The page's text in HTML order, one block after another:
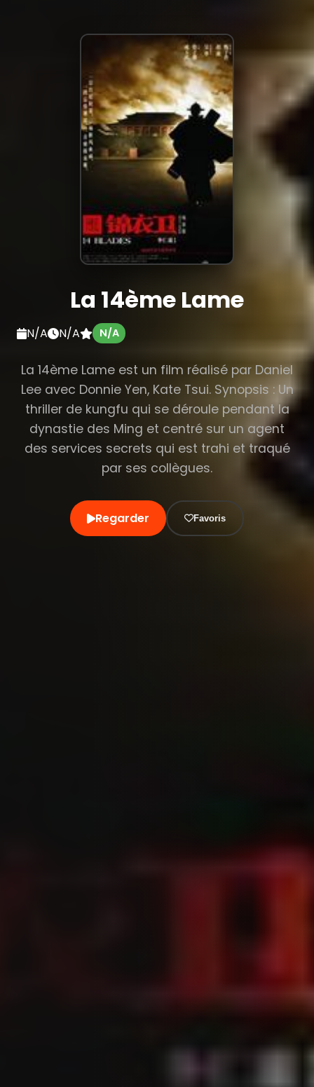
La 14ème Lame
N/A N/A N/A
La 14ème Lame est un film réalisé par Daniel
Lee avec Donnie Yen, Kate Tsui. Synopsis : Un
thriller de kungfu qui se déroule pendant la
dynastie des Ming et centré sur un agent
des services secrets qui est trahi et traqué
par ses collègues.
Regarder Favoris